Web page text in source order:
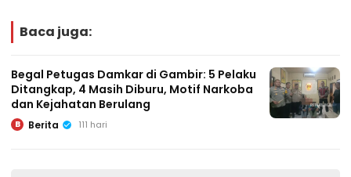
Baca juga:
Begal Petugas Damkar di Gambir: 5 Pelaku
Ditangkap, 4 Masih Diburu, Motif Narkoba
dan Kejahatan Berulang
B Berita 111 hari